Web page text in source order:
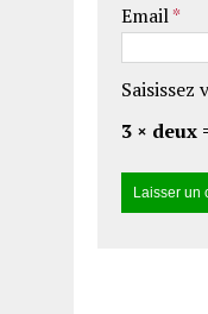
Email*
3 × deux